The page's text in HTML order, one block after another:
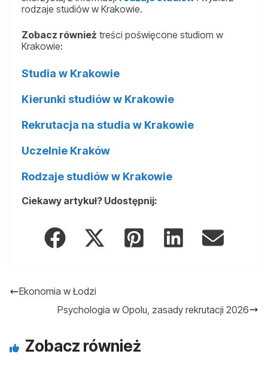
rodzaje studiów w Krakowie.
Zobacz również treści poświęcone studiom w
Krakowie:
Studia w Krakowie
Kierunki studiów w Krakowie
Rekrutacja na studia w Krakowie
Uczelnie Kraków
Rodzaje studiów w Krakowie
Ciekawy artykuł? Udostępnij:
Ekonomia w Łodzi
Psychologia w Opolu, zasady rekrutacji 2026
Zobacz również